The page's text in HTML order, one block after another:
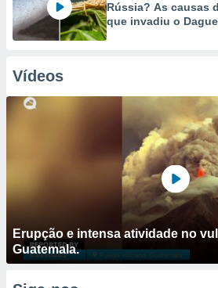
Rússia? As causas
que invadiu o
Vídeos
Erupção e intensa atividade no
Guatemala.